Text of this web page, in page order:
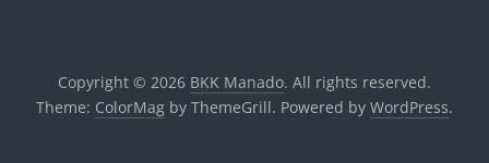
Copyright © 2026 BKK Manado. All rights reserved.
Theme: ColorMagby ThemeGrill. Powered by WordPress.